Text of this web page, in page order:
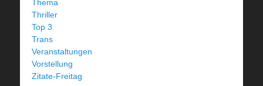
Thema
Thriller
Top 3
Trans
Veranstaltungen
Vorstellung
Zitate-Freitag